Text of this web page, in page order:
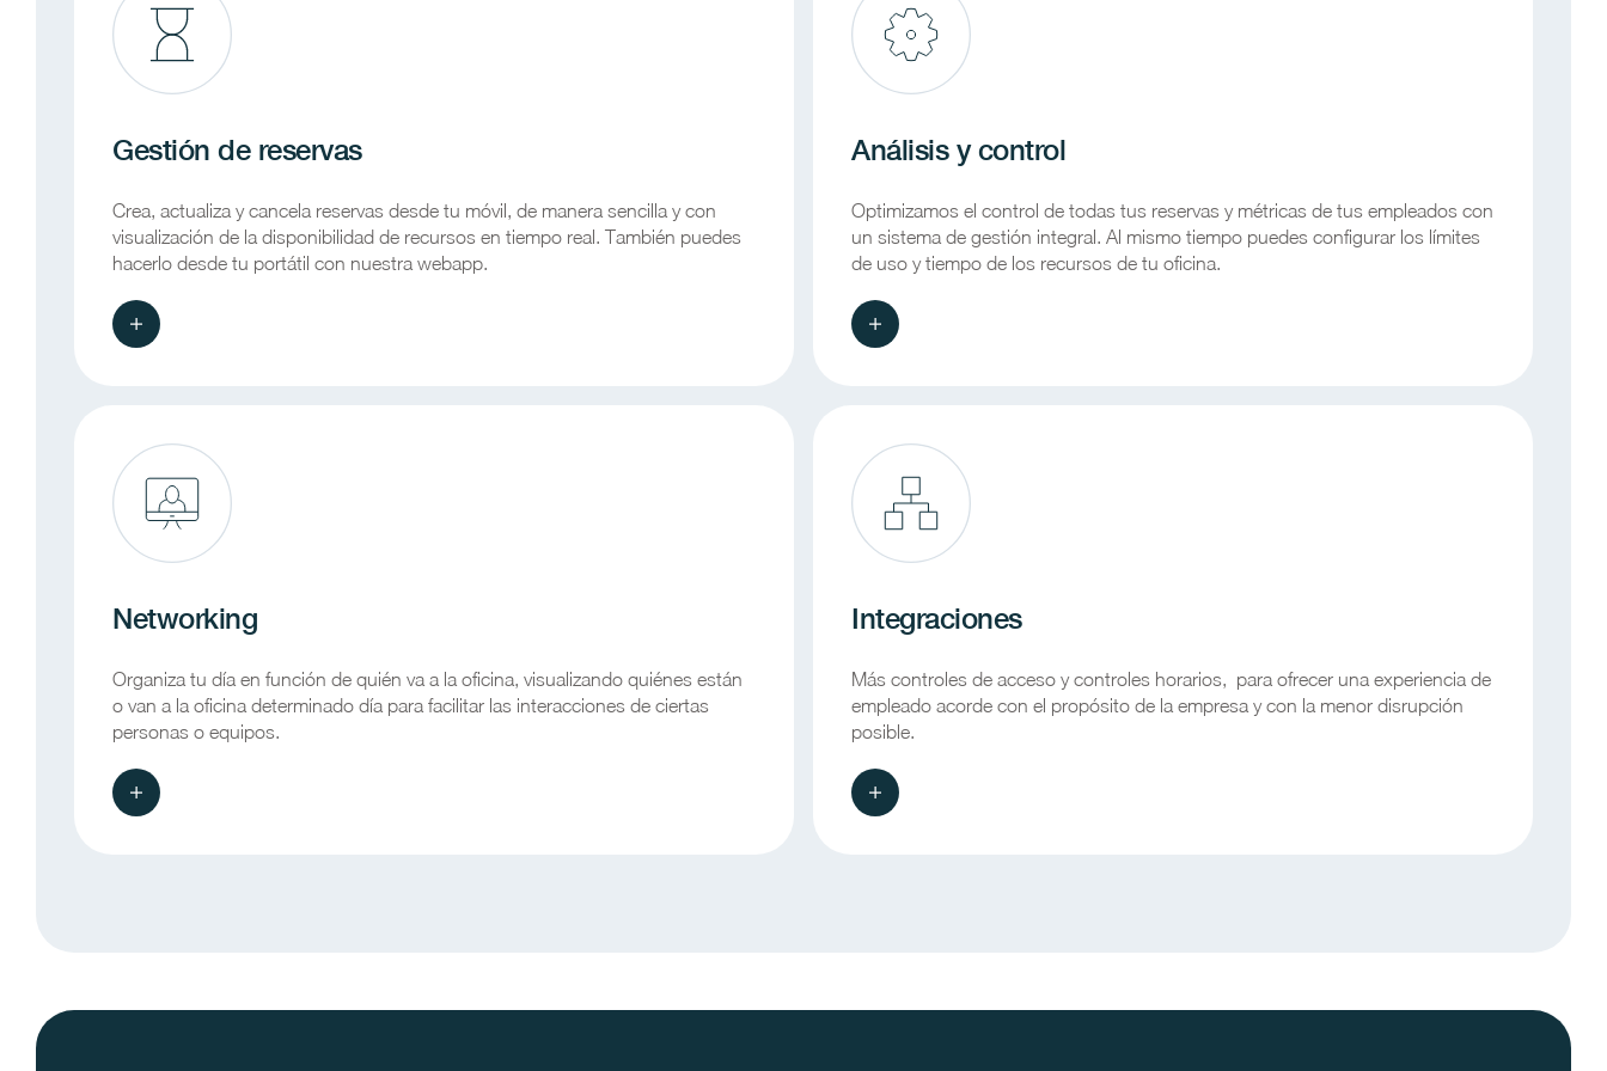
Gestión de reservas
Crea, actualiza y cancela reservas desde tu móvil, de manera sencilla y con
visualización de la disponibilidad de recursos en tiempo real. También puedes
hacerlo desde tu portátil con nuestra webapp.
Análisis y control
Optimizamos el control de todas tus reservas y métricas de tus empleados con
un sistema de gestión integral. Al mismo tiempo puedes configurar los límites
de uso y tiempo de los recursos de tu oficina.
Networking
Organiza tu día en función de quién va a la oficina, visualizando quiénes están
o van a la oficina determinado día para facilitar las interacciones de ciertas
personas o equipos.
Integraciones
Más controles de acceso y controles horarios, para ofrecer una experiencia de
empleado acorde con el propósito de la empresa y con la menor disrupción
posible.